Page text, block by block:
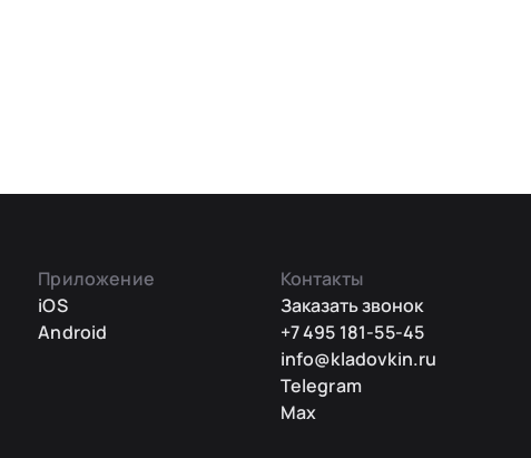
Приложение
iOS
Android
Контакты
Заказать звонок
+7 495 181-55-45
info@kladovkin.ru
Telegram
Max